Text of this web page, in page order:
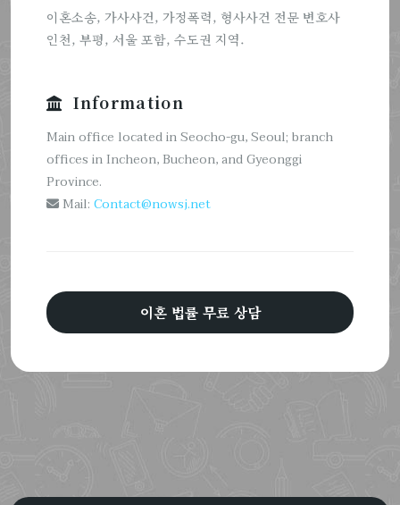
이혼소송, 가사사건, 가정폭력, 형사사건 전문 변호사
인천, 부평, 서울 포함, 수도권 지역.
Information
Main office located in Seocho-gu, Seoul; branch
offices in Incheon, Bucheon, and Gyeonggi
Province.
Mail: Contact@nowsj.net
이혼 법률 무료 상담